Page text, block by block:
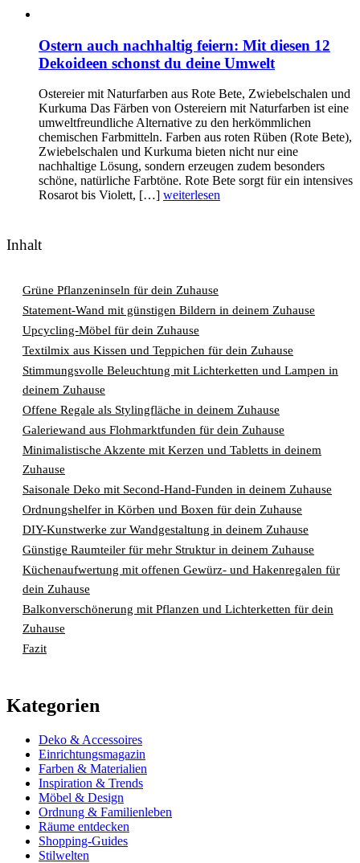
Ostern auch nachhaltig feiern: Mit diesen 12
Dekoideen schonst du deine Umwelt
Ostereier mit Naturfarben aus Rote Bete, Zwiebelschalen und
Kurkuma Das Färben von Ostereiern mit Naturfarben ist eine
umweltfreundliche Alternative zu den herkömmlichen
chemischen Farbmitteln. Farben aus roten Rüben (Rote Bete),
Zwiebelschalen und Kurkuma bieten nicht nur eine
nachhaltige Lösung, sondern erzeugen zudem besonders
schöne, natürliche Farbtöne. Rote Bete sorgt für ein intensives
Rosarot bis Violett, […] weiterlesen
Inhalt
Grüne Pflanzeninseln für dein Zuhause
Statement-Wand mit günstigen Bildern in deinem Zuhause
Upcycling-Möbel für dein Zuhause
Textilmix aus Kissen und Teppichen für dein Zuhause
Stimmungsvolle Beleuchtung mit Lichterketten und Lampen in
deinem Zuhause
Offene Regale als Stylingfläche in deinem Zuhause
Galeriewand aus Flohmarktfunden für dein Zuhause
Minimalistische Akzente mit Kerzen und Tabletts in deinem
Zuhause
Saisonale Deko mit Second‑Hand-Funden in deinem Zuhause
Ordnungshelfer in Körben und Boxen für dein Zuhause
DIY-Kunstwerke zur Wandgestaltung in deinem Zuhause
Günstige Raumteiler für mehr Struktur in deinem Zuhause
Küchenaufwertung mit offenen Gewürz- und Hakenregalen für
dein Zuhause
Balkonverschönerung mit Pflanzen und Lichterketten für dein
Zuhause
Fazit
Kategorien
Deko & Accessoires
Einrichtungsmagazin
Farben & Materialien
Inspiration & Trends
Möbel & Design
Ordnung & Familienleben
Räume entdecken
Shopping-Guides
Stilwelten